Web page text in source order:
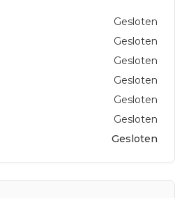
Gesloten
Gesloten
Gesloten
Gesloten
Gesloten
Gesloten
Gesloten